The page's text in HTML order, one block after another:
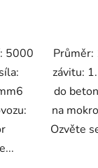
5000
závitu:
do
na
Ozvěte